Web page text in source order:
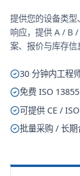
提供您的设备类
响应，提供 A / B /
案、报价与库存信
30 分钟内工程
免费 ISO
可提供 CE /
批量采购 / 长